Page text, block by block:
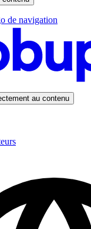
de navigation
au contenu